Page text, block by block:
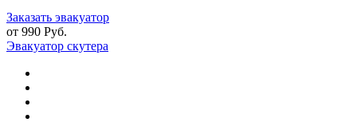
Заказать эвакуатор
от 990 Руб.
Эвакуатор скутера